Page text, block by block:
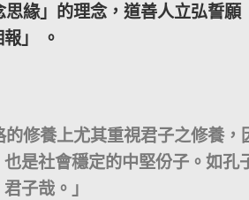
」的理念，道善人立弘誓願
」 。
養上尤其重視君子之修養，
是社會穩定的中堅份子。如孔
子哉。」